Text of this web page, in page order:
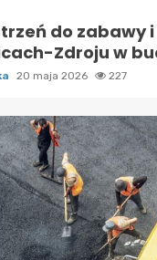
do zabawy
Zdroju w
20 maja 2026 227